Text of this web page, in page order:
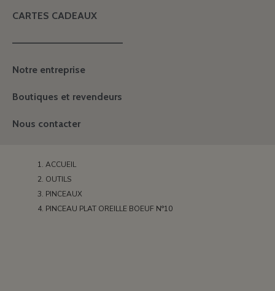
CARTES CADEAUX
———————————————
Notre entreprise
Boutiques et revendeurs
Nous contacter
ACCUEIL
OUTILS
PINCEAUX
PINCEAU PLAT OREILLE BOEUF N°10